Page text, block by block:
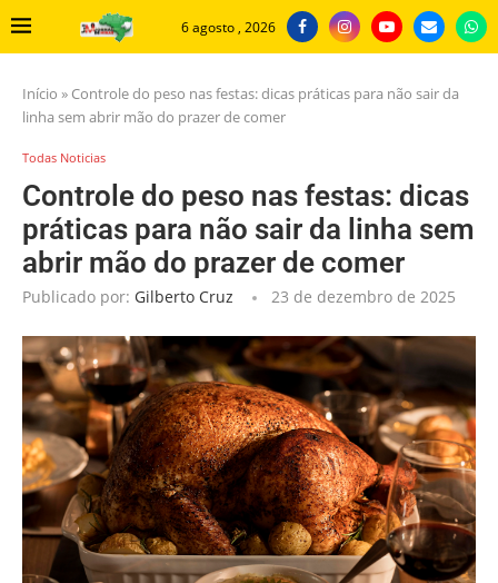
6 agosto , 2026
Início » Controle do peso nas festas: dicas práticas para não sair da
linha sem abrir mão do prazer de comer
Todas Noticias
Controle do peso nas festas: dicas
práticas para não sair da linha sem
abrir mão do prazer de comer
Publicado por: Gilberto Cruz 23 de dezembro de 2025